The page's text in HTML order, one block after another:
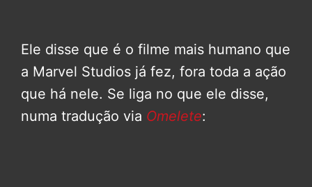
Ele disse que é o filme mais humano que
a Marvel Studios já fez, fora toda a ação
que há nele. Se liga no que ele disse,
numa tradução via Omelete: